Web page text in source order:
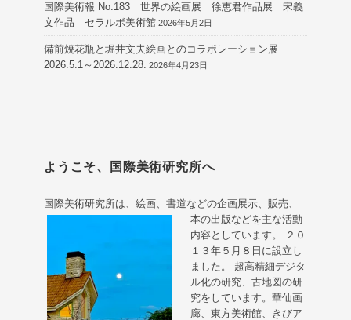
国際美術報 No.183 世界の絵画展 徐恵君作品展 宋義
文作品 セラルボ美術館 2026年5月2日
備前焼花瓶と堀井文夫絵画とのコラボレーション展
2026.5.1～2026.12.28. 2026年4月23日
ようこそ、国際美術研究所へ
国際美術研究所は、絵画、書道などの企画展示、販売、
本の出版などを主な活動
内容としています。 ２０
１３年５月８日に設立し
ました。 超高精細デジタ
ル化の研究、古地図の研
究をしています。華仙画
廊、東方美術館、きびア